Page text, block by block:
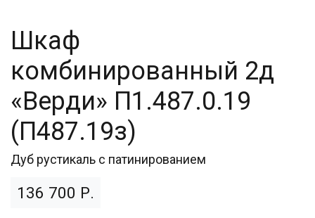
Шкаф
комбинированный 2д
«Верди» П1.487.0.19
(П487.19з)
Дуб рустикаль с патинированием
136 700 Р.